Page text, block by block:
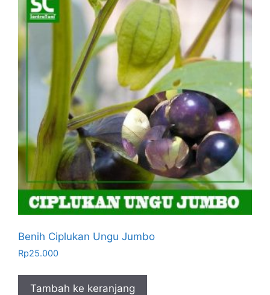
Benih Ciplukan Ungu Jumbo
Rp25.000
Tambah ke keranjang